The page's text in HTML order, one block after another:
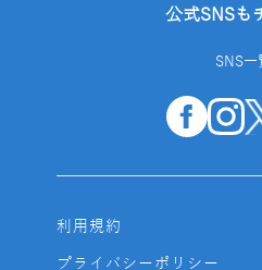
公式SNSも
SNS一
利用規約
プライバシーポリシー